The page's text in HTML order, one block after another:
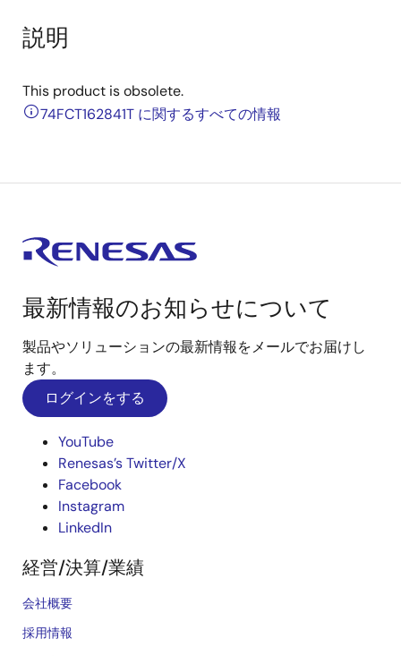
説明
This product is obsolete.
74FCT162841T に関するすべての情報
最新情報のお知らせについて
製品やソリューションの最新情報をメールでお届けし
ます。
ログインをする
YouTube
Renesas’s Twitter/X
Facebook
Instagram
LinkedIn
経営/決算/業績
会社概要
採用情報